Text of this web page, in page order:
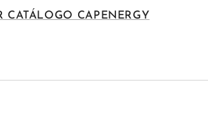
CATÁLOGO CAPENERGY